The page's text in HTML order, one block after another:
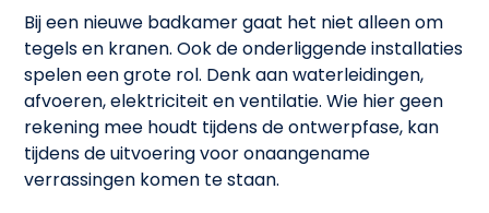
Bij een nieuwe badkamer gaat het niet alleen om
tegels en kranen. Ook de onderliggende installaties
spelen een grote rol. Denk aan waterleidingen,
afvoeren, elektriciteit en ventilatie. Wie hier geen
rekening mee houdt tijdens de ontwerpfase, kan
tijdens de uitvoering voor onaangename
verrassingen komen te staan.